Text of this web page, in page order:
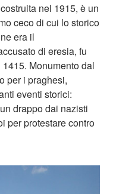
costruita nel 1915, è un
ceco di cui lo storico
era il
di eresia, fu
Monumento dal
per i praghesi,
eventi storici:
drappo dai nazisti
per protestare contro